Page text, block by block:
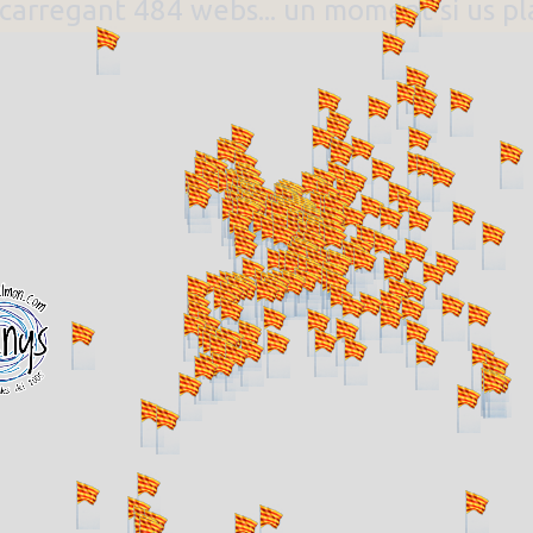
484 webs... un moment si us